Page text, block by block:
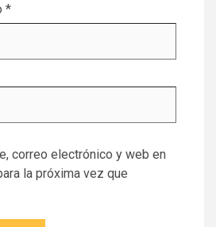
*
correo electrónico y web en
la próxima vez que